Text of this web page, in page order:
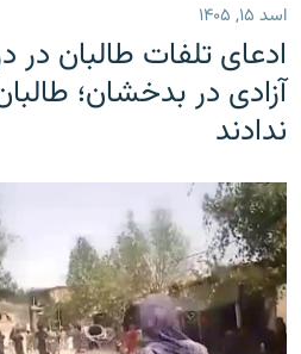
اسد ۱۵, ۱۴۰۵
ادعای تلفات طالبان در
آزادی در بدخشان؛
ندادند